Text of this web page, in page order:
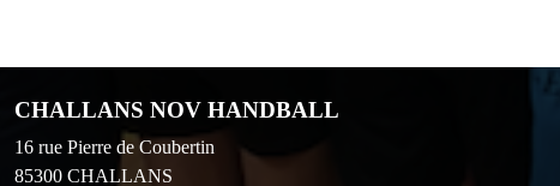
CHALLANS NOV HANDBALL
16 rue Pierre de Coubertin
85300 CHALLANS